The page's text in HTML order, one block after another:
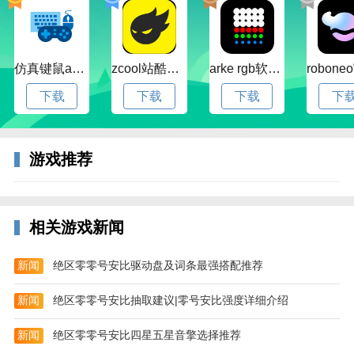
仿真键鼠app官方版下载v1.4.3.58 安卓最新版
下载
zcool站酷官方版下载v5.15.0 安卓最新版本
下载
arke rgb软件下载v20.0 安卓版
下载 下
游戏推荐
相关游戏新闻
新闻 绝区零零号安比驱动盘及词条最强搭配推荐
新闻 绝区零零号安比抽取建议|零号安比强度详细介绍
新闻 绝区零零号安比四星五星音擎选择推荐